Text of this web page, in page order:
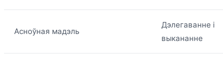
Асноўная мадэль
Дэлегаванне і
выкананне